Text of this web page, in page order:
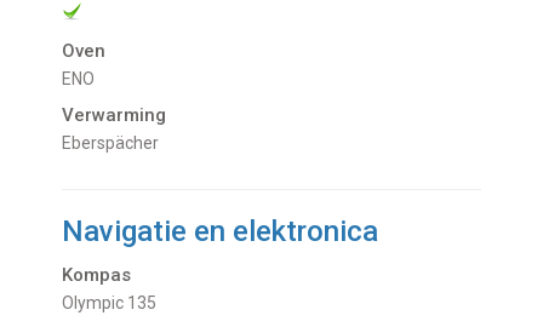
Oven
ENO
Verwarming
Eberspächer
Navigatie en elektronica
Kompas
Olympic 135